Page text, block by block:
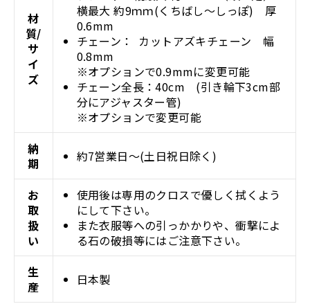
材
質/
サ
イ
ズ
横最大 約9ｍｍ(くちばし～しっぽ) 厚
0.6mm
チェーン：
カットアズキチェーン 幅
0.8mm
※オプションで0.9mmに変更可能
チェーン全長：40cm (引き輪下3cm部
分にアジャスター管)
※オプションで変更可能
納
期
約7営業日～(土日祝日除く)
お
取
扱
い
使用後は専用のクロスで優しく拭くよう
にして下さい。
また衣服等への引っかかりや、衝撃によ
る石の破損等にはご注意下さい。
生
産
日本製